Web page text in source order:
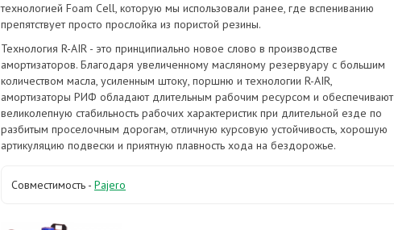
технологией Foam Cell, которую мы использовали ранее, где вспениванию
препятствует просто прослойка из пористой резины.
Технология R-AIR - это принципиально новое слово в производстве
амортизаторов. Благодаря увеличенному масляному резервуару с большим
количеством масла, усиленным штоку, поршню и технологии R-AIR,
амортизаторы РИФ обладают длительным рабочим ресурсом и обеспечивают
великолепную стабильность рабочих характеристик при длительной езде по
разбитым проселочным дорогам, отличную курсовую устойчивость, хорошую
артикуляцию подвески и приятную плавность хода на бездорожье.
Совместимость - Pajero